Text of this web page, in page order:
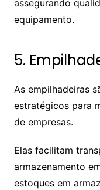
assegurando
equipamento.
5.
As empilhadeiras
estratégicos para
de empresas.
Elas facilitam
armazenamento
estoques em